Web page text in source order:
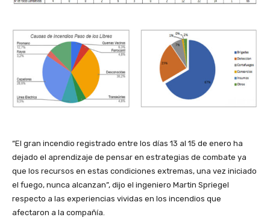
“El gran incendio registrado entre los días 13 al 15 de enero ha
dejado el aprendizaje de pensar en estrategias de combate ya
que los recursos en estas condiciones extremas, una vez iniciado
el fuego, nunca alcanzan”, dijo el ingeniero Martin Spriegel
respecto a las experiencias vividas en los incendios que
afectaron a la compañía.